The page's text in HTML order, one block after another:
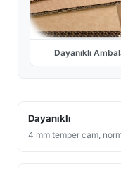
Dayanıklı
Dayanıklı
4 mm temper cam,